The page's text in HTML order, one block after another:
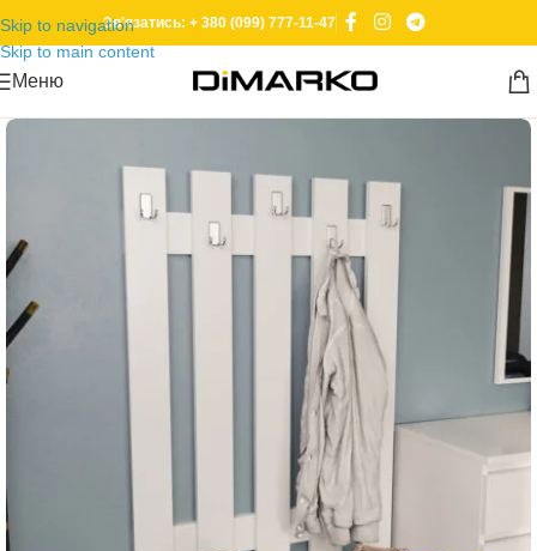
Skip to navigation
Skip to main content
Зв'язатись: + 380 (099) 777-11-47
Меню